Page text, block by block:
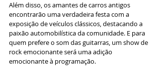
Além disso, os amantes de carros antigos
encontrarão uma verdadeira festa com a
exposição de veículos clássicos, destacando a
paixão automobilística da comunidade. E para
quem prefere o som das guitarras, um show de
rock emocionante será uma adição
emocionante à programação.